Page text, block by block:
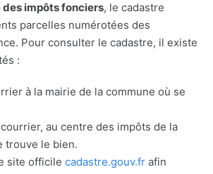
impôts fonciers, le cadastre
parcelles numérotées des
Pour consulter le cadastre, il existe
:
à la mairie de la commune où se
au centre des impôts de la
trouve le bien.
site officile cadastre.gouv.fr afin